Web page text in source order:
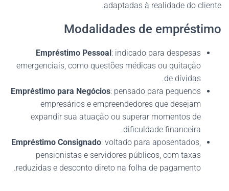
adaptadas à realidade do cliente.
Modalidades de empréstimo
Empréstimo Pessoal: indicado para despesas
emergenciais, como questões médicas ou quitação
de dívidas.
Empréstimo para Negócios: pensado para pequenos
empresários e empreendedores que desejam
expandir sua atuação ou superar momentos de
dificuldade financeira.
Empréstimo Consignado: voltado para aposentados,
pensionistas e servidores públicos, com taxas
reduzidas e desconto direto na folha de pagamento.